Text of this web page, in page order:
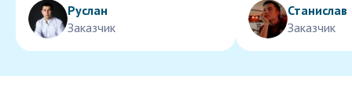
Руслан
Заказчик
Станислав
Заказчик